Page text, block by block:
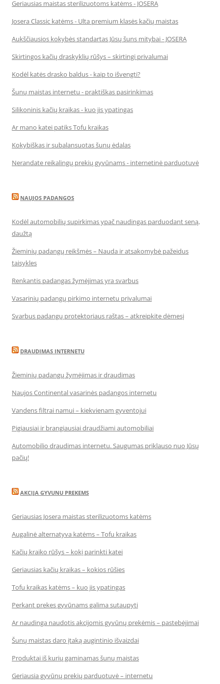
Geriausias maistas sterilizuotoms katėms - JOSERA
Josera Classic katėms - Ulta premium klasės kačių maistas
Aukščiausios kokybės standartas Jūsų šuns mitybai - JOSERA
Skirtingos kačių draskyklių rūšys – skirtingi privalumai
Kodėl katės drasko baldus - kaip to išvengti?
Šunų maistas internetu - praktiškas pasirinkimas
Silikoninis kačių kraikas - kuo jis ypatingas
Ar mano katei patiks Tofu kraikas
Kokybiškas ir subalansuotas šunų ėdalas
Nerandate reikalingų prekių gyvūnams - internetinė parduotuvė
NAUJOS PADANGOS
Kodėl automobilių supirkimas ypač naudingas parduodant seną,
daužtą
Žieminių padangų reikšmės – Nauda ir atsakomybė pažeidus
taisykles
Renkantis padangas žymėjimas yra svarbus
Vasarinių padangų pirkimo internetu privalumai
Svarbus padangų protektoriaus raštas – atkreipkite dėmesį
DRAUDIMAS INTERNETU
Žieminių padangų žymėjimas ir draudimas
Naujos Continental vasarinės padangos internetu
Vandens filtrai namui – kiekvienam gyventojui
Pigiausiai ir brangiausiai draudžiami automobiliai
Automobilio draudimas internetu. Saugumas priklauso nuo Jūsų
pačių!
AKCIJA GYVUNU PREKEMS
Geriausias Josera maistas sterilizuotoms katėms
Augalinė alternatyva katėms – Tofu kraikas
Kačių kraiko rūšys – kokį parinkti katei
Geriausias kačių kraikas – kokios rūšies
Tofu kraikas katėms – kuo jis ypatingas
Perkant prekes gyvūnams galima sutaupyti
Ar naudinga naudotis akcijomis gyvūnų prekėmis – pastebėjimai
Šunų maistas daro įtaką augintinio išvaizdai
Produktai iš kurių gaminamas šunų maistas
Geriausia gyvūnų prekių parduotuvė – internetu